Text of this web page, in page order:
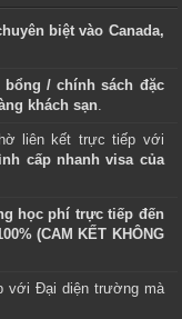
biệt vào Canada,
bổng / chính sách đặc
khách sạn.
liên kết trực tiếp với
cấp nhanh visa của
học phí trực tiếp đến
(CAM KẾT KHÔNG
với Đại diện trường mà